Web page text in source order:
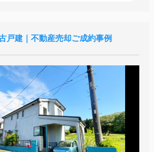
戸建｜不動産売却ご成約事例